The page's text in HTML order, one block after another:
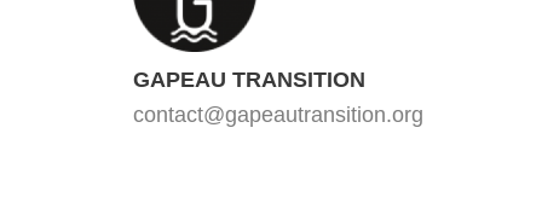
GAPEAU TRANSITION
contact@gapeautransition.org